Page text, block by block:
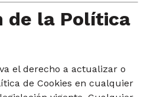
de la Política
el derecho a actualizar o
de Cookies en cualquier